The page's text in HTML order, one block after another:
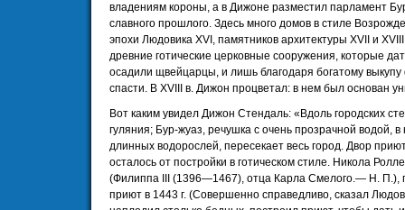
владениям короны, а в Дижоне разместил парламент
славного прошлого. Здесь много домов в стиле
эпохи Людовика XVI, памятников архитектуры XVII и
древние готические церковные сооружения, которые
осадили щвейцарцы, и лишь благодаря богатому
спасти. В XVIII в. Дижон процветал: в нем был основан
Вот каким увидел Дижон Стендаль: «Вдоль городских
гуляния; Бур-жуаз, речушка с очень прозрачной водой,
длинных водорослей, пересекает весь город. Двор
осталось от постройки в готическом стиле. Никола
(Филиппа III (1396—1467), отца Карла Смелого.— Н. П.),
приют в 1443 г. (Совершенно справедливо, сказал